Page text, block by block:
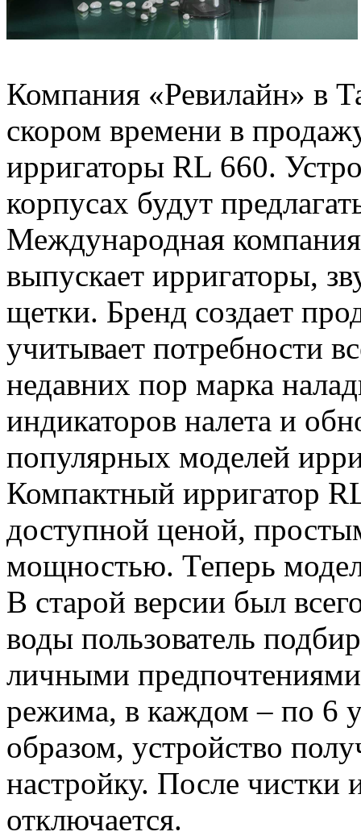
Компания «Ревилайн» в
скором времени в
ирригаторы RL 660.
корпусах будут
Международная
выпускает ирригаторы,
щетки. Бренд создает
учитывает потребности
недавних пор марка
индикаторов налета и
популярных моделей
Компактный ирригатор
доступной ценой,
мощностью. Теперь
В старой версии был
воды пользователь
личными
режима, в каждом – по 6
образом, устройство
настройку. После чистки
отключается.